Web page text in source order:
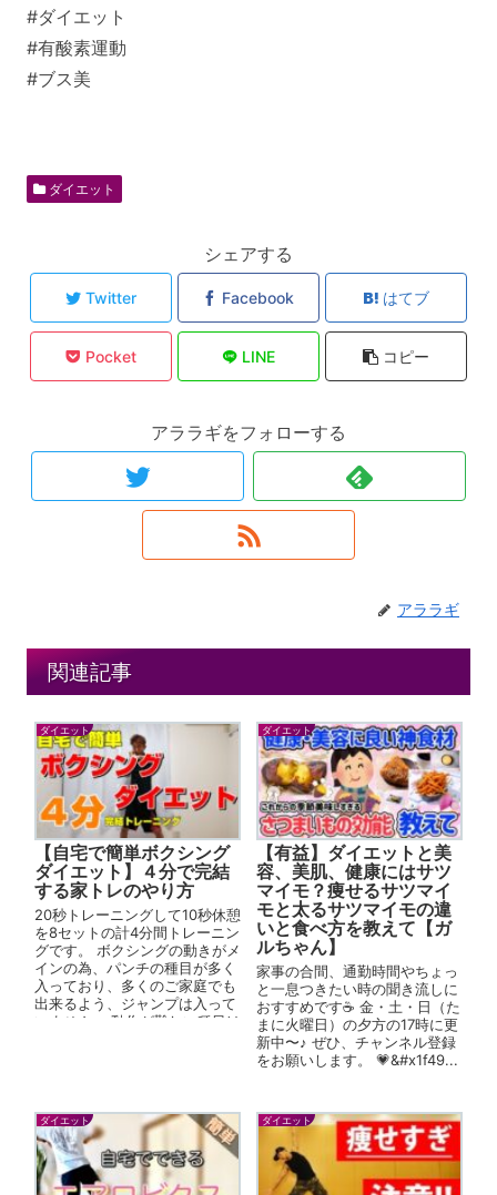
#​ダイエット
#​有酸素運動
#ブス美
ダイエット
シェアする
Twitter Facebook はてブ
Pocket LINE コピー
アララギをフォローする
アララギ
関連記事
ダイエット
【自宅で簡単ボクシング
ダイエット】４分で完結
する家トレのやり方
20秒トレーニングして10秒休憩
を8セットの計4分間トレーニン
グです。 ボクシングの動きがメ
インの為、パンチの種目が多く
入っており、多くのご家庭でも
出来るよう、ジャンプは入って
いません。 動作が難しい種目は
ダイエット
【有益】ダイエットと美
容、美肌、健康にはサツ
マイモ？痩せるサツマイ
モと太るサツマイモの違
いと食べ方を教えて【ガ
ルちゃん】
家事の合間、通勤時間やちょっ
と一息つきたい時の聞き流しに
おすすめです☕️ 金・土・日（た
まに火曜日）の夕方の17時に更
新中〜♪ ぜひ、チャンネル登録
をお願いします。 💗&#x1f49...
ダイエット ダイエット